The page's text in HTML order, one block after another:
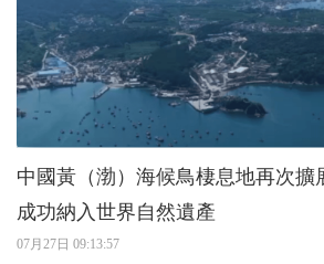
中國黃（渤）海候鳥棲息地再次
成功納入世界自然遺產
07月27日 09:13:57